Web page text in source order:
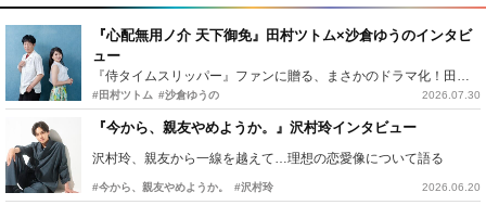
『心配無用ノ介 天下御免』田村ツトム×沙倉ゆうのインタビ
ュー
『侍タイムスリッパー』ファンに贈る、まさかのドラマ化！田村ツトム×沙倉ゆうのが語る『心配無用ノ介』撮影秘話
#田村ツトム #沙倉ゆうの 2026.07.30
『今から、親友やめようか。』沢村玲インタビュー
沢村玲、親友から一線を越えて…理想の恋愛像について語る
#今から、親友やめようか。 #沢村玲 2026.06.20